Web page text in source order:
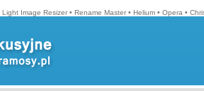
Light Image Resizer • Rename Master • Helium • Opera •